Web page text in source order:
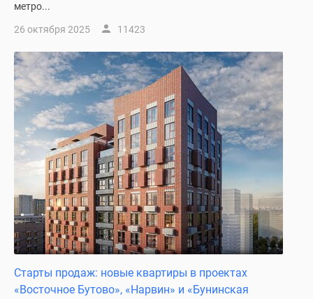
метро...
26 октября 2025 11423
Старты продаж: новые квартиры в проектах
«Восточное Бутово», «Нарвин» и «Бунинская